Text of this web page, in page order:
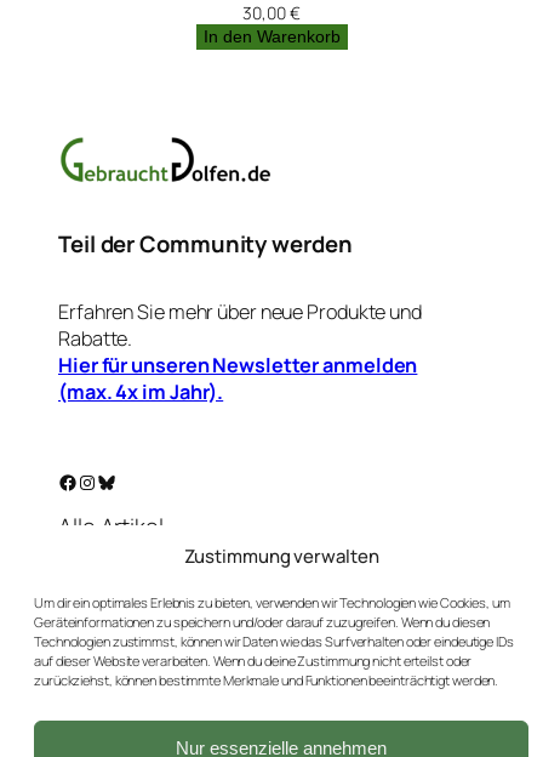
Zustimmung verwalten
Um dir ein optimales Erlebnis zu bieten, verwenden wir Technologien wie Cookies, um
Geräteinformationen zu speichern und/oder darauf zuzugreifen. Wenn du diesen
Technologien zustimmst, können wir Daten wie das Surfverhalten oder eindeutige IDs
auf dieser Website verarbeiten. Wenn du deine Zustimmung nicht erteilst oder
zurückziehst, können bestimmte Merkmale und Funktionen beeinträchtigt werden.
Nur essenzielle annehmen
30,00€
In den Warenkorb
Teil der Community werden
Erfahren Sie mehr über neue Produkte und
Rabatte.
Hier für unseren Newsletter anmelden
(max. 4x im Jahr).
Facebook Instagram Bluesky
Alle Artikel
Unser Golf-Blog
Kontakt
AGBs